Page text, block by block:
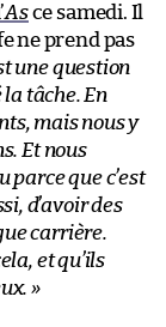
Asce samedi. Il
ne prend pas
une question
tâche. En
mais nous y
Et nous
parce que c’est
d’avoir des
carrière.
et qu’ils
»